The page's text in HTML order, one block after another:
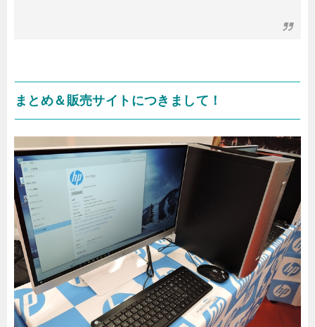
まとめ＆販売サイトにつきまして！